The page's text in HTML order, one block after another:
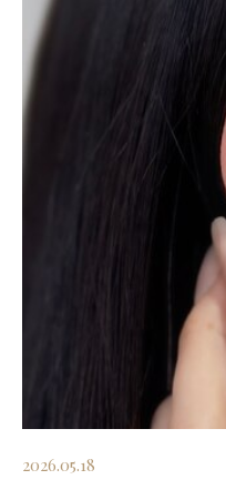
2026.05.18